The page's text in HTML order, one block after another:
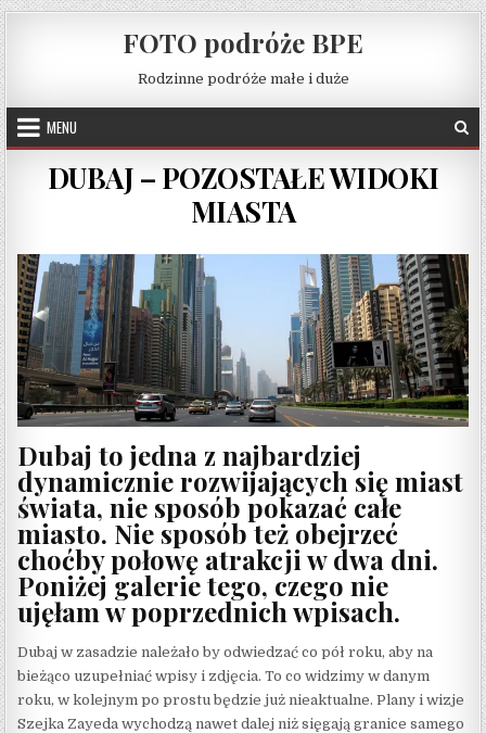
Skip to content
FOTO podróże BPE
Rodzinne podróże małe i duże
MENU
DUBAJ – POZOSTAŁE WIDOKI
MIASTA
Dubaj to jedna z najbardziej
dynamicznie rozwijających się miast
świata, nie sposób pokazać całe
miasto. Nie sposób też obejrzeć
choćby połowę atrakcji w dwa dni.
Poniżej galerie tego, czego nie
ujęłam w poprzednich wpisach.
Dubaj w zasadzie należało by odwiedzać co pół roku, aby na
bieżąco uzupełniać wpisy i zdjęcia. To co widzimy w danym
roku, w kolejnym po prostu będzie już nieaktualne. Plany i wizje
Szejka Zayeda wychodzą nawet dalej niż sięgają granice samego